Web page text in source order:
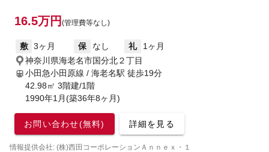
16.5万円 (管理費等なし)
敷 3ヶ月 保 なし 礼
1ヶ月
神奈川県海老名市国分北２丁目
小田急小田原線 / 海老名駅 徒歩19分
42.98㎡ 3階建/1階
1990年1月(築36年8ヶ月)
お問い合わせ(無料) 詳細を見る
情報提供会社: (株)西田コーポレーションＡｎｎｅｘ・１